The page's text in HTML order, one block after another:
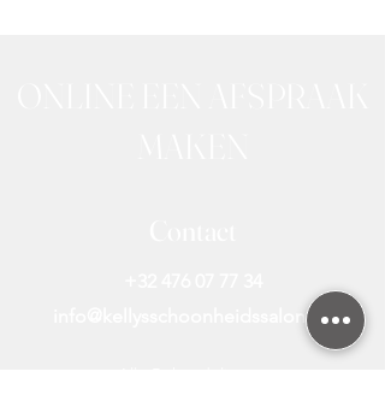
info@kellysschoonheidssalon.be